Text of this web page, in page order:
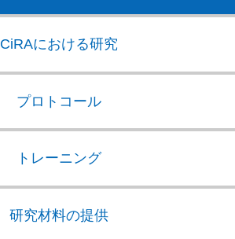
CiRAにおける研究
プロトコール
トレーニング
研究材料の提供